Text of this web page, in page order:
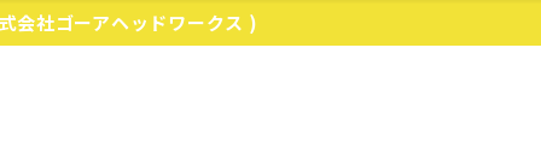
会社ゴーアヘッドワークス )